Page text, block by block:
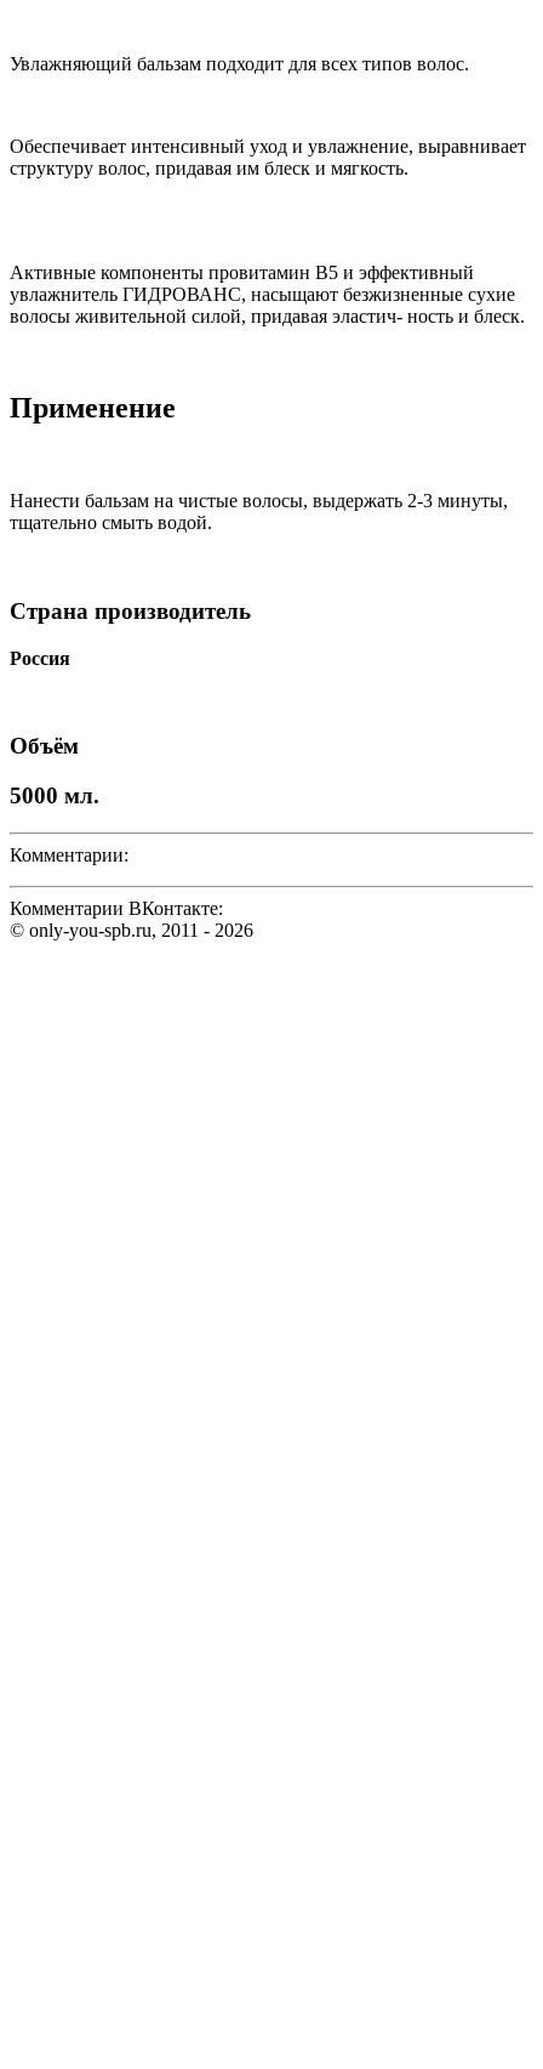
Увлажняющий бальзам подходит для всех типов волос.
Обеспечивает интенсивный уход и увлажнение, выравнивает
структуру волос, придавая им блеск и мягкость.
Активные компоненты провитамин В5 и эффективный
увлажнитель ГИДРОВАНС, насыщают безжизненные сухие
волосы живительной силой, придавая эластич- ность и блеск.
Применение
Нанести бальзам на чистые волосы, выдержать 2-3 минуты,
тщательно смыть водой.
Страна производитель
Россия
Объём
5000 мл.
Комментарии:
Комментарии ВКонтакте:
© only-you-spb.ru, 2011 - 2026